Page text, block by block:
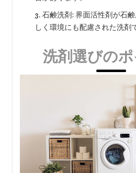
石鹸洗剤: 界面活性剤が石
しく環境にも配慮された洗剤
洗剤選びの